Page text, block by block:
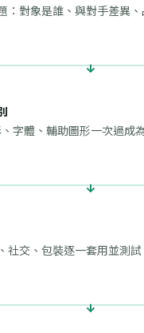
：對象是誰、與對手差異
字體、輔助圖形一次過成
社交、包裝逐一套用並測試